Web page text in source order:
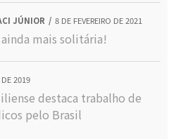
JÚNIOR 8 DE FEVEREIRO DE 2021
mais solitária!
2019
destaca trabalho de
pelo Brasil